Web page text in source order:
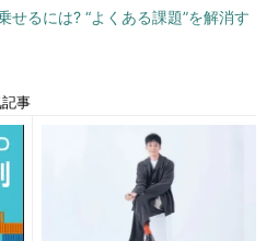
せるには? “よくある課題”を解消す
事